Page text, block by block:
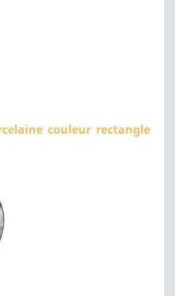
couleur rectangle